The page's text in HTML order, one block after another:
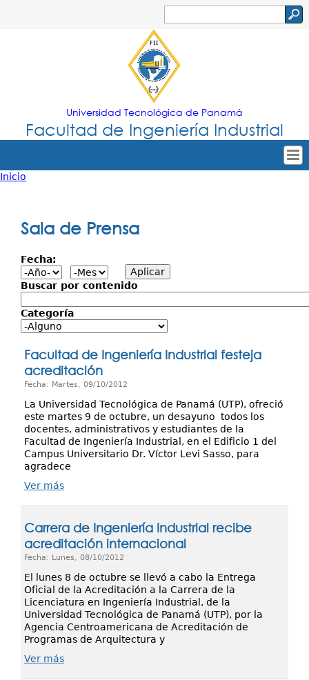
Jump to navigation
de
búsqueda
Universidad Tecnológica de Panamá
Facultad de Ingeniería Industrial
Tropical
Principal
Oferta Académica
Departamentos
Investigación
Servicios
está
Inicio
Sala de Prensa
Fecha:
Buscar por contenido
Categoría
Facultad de Ingeniería Industrial festeja
acreditación
Fecha: Martes, 09/10/2012
La Universidad Tecnológica de Panamá (UTP), ofreció
este martes 9 de octubre, un desayuno todos los
docentes, administrativos y estudiantes de la
Facultad de Ingeniería Industrial, en el Edificio 1 del
Campus Universitario Dr. Víctor Levi Sasso, para
agradece
Ver más
Carrera de Ingeniería Industrial recibe
acreditación internacional
Fecha: Lunes, 08/10/2012
El lunes 8 de octubre se llevó a cabo la Entrega
Oficial de la Acreditación a la Carrera de la
Licenciatura en Ingeniería Industrial, de la
Universidad Tecnológica de Panamá (UTP), por la
Agencia Centroamericana de Acreditación de
Programas de Arquitectura y
Ver más